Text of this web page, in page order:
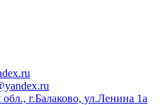
г.Балаково, ул.Ленина 1а